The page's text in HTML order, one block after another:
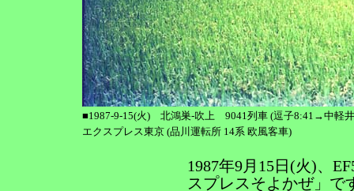
■1987-9-15(火) 北鴻巣-吹上 9041列車 (逗子8:41→中軽
エクスプレス東京 (品川運転所 14系 欧風客車)
1987年9月15日(火)、
スプレスそよかぜ」で